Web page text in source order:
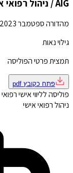
AIG / ניהול רפואי אישי
מהדורה ספטמבר 2023
גילוי נאות
תמצית פרטי הפוליסה
פתח כקובץpdf
פוליסה לליווי אישי רפואי
ניהול רפואי אישי